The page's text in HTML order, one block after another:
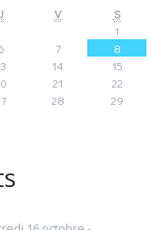
V
S
1
7
8
14
15
21
22
28
29